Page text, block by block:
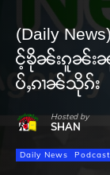
(Daily
င့်ၶိုၼ်းၵူၼ်းၼုမ်
ပ်ႇၵၢၼ်သိုၵ်း
Hosted by
SHAN
Daily News